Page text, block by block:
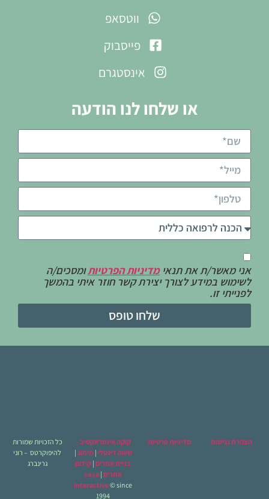
ווטסאפ
פייסבוק
אינסטגרם
או שלחו לנו הודעה
אני מאשר/ת את תנאימדיניות הפרטיותומסכים/ה
לשימוש במידע לצורך יצירת קשר חוזר איתי בהמשך
לפנייתי זו.
שלחו טופס
הצהרת נגישות מדיניות פרטיות
קוקה אינטראקטיב –
שיווק דיגטלי |מיתוג |
בניית אתרים| קידום
אתרים|
coca
interactive© since
1994
כל הזכויות שמורות
להיפוקרטס – רוני
גרינברג